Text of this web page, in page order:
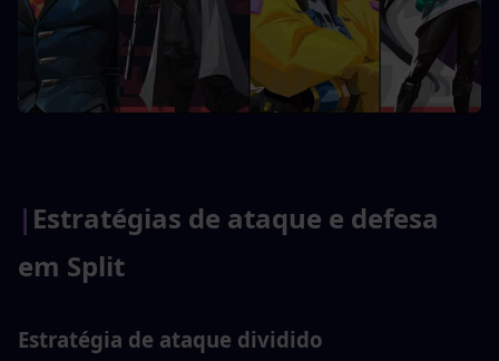
| Estratégias de ataque e defesa
em Split
Estratégia de ataque dividido